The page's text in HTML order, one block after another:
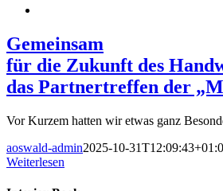
Gemeinsam
für die Zukunft des
das Partnertreffen der
Vor Kurzem hatten wir etwas ganz
aoswald-admin2025-10-
Weiterlesen